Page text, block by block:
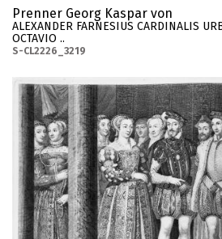
Prenner Georg Kaspar von
ALEXANDER FARNESIUS CARDINALIS
OCTAVIO ..
S-CL2226_3219